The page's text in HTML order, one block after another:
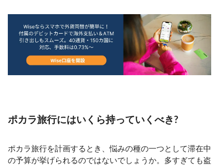
ポカラ旅行にはいくら持っていくべき?
ポカラ旅行を計画するとき、悩みの種の一つとして滞在中
の予算が挙げられるのではないでしょうか。多すぎても盗